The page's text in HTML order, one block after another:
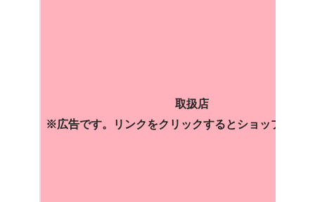
取扱店
※広告です。リンクをクリックするとショップに飛